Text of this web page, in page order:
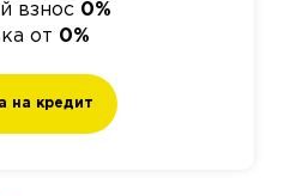
взнос 0%
от 0%
на кредит